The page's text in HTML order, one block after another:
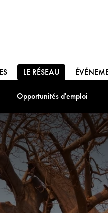
ALLER À:LE RÉSEAUALLER À:
à: Opportunités d'emploi